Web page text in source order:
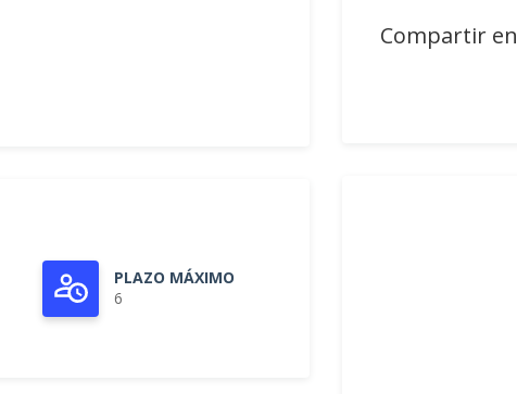
PLAZO MÁXIMO
6
Compartir